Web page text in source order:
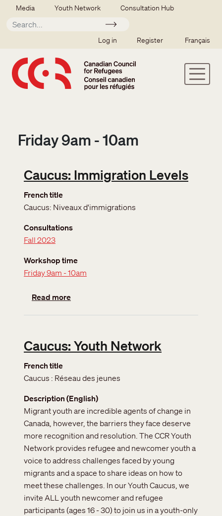
Skip to main content
Secondary menu
Media Youth Network Consultation Hub
Apply
SSO user menu
Log in Register Français
Friday 9am - 10am
Caucus: Immigration Levels
French title
Caucus: Niveaux d'immigrations
Consultations
Fall 2023
Workshop time
Friday 9am - 10am
Read moreabout Caucus: Immigration Levels
Caucus: Youth Network
French title
Caucus : Réseau des jeunes
Description (English)
Migrant youth are incredible agents of change in
Canada, however, the barriers they face deserve
more recognition and resolution. The CCR Youth
Network provides refugee and newcomer youth a
voice to address challenges faced by young
migrants and a space to share ideas on how to
meet these challenges. In our Youth Caucus, we
invite ALL youth newcomer and refugee
participants (ages 16 - 30) to join us in a youth-only